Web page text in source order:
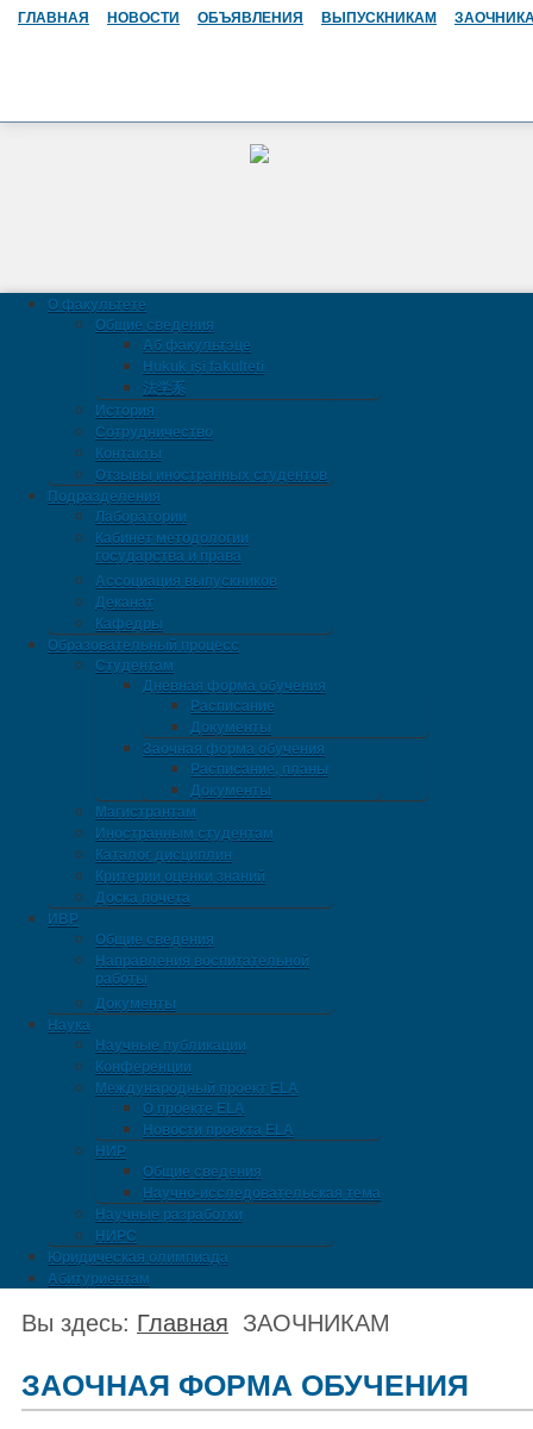
ГЛАВНАЯ НОВОСТИ ОБЪЯВЛЕНИЯ ВЫПУСКНИКАМ
О факультете
Общие сведения
Аб факультэце
Hukuk işi fakulteti
法学系
История
Сотрудничество
Контакты
Отзывы иностранных студентов
Подразделения
Лаборатории
Кабинет методологии
государства и права
Ассоциация выпускников
Деканат
Кафедры
Образовательный процесс
Студентам
Дневная форма обучения
Расписание
Документы
Заочная форма обучения
Расписание, планы
Документы
Магистрантам
Иностранным студентам
Каталог дисциплин
Критерии оценки знаний
Доска почета
ИВР
Общие сведения
Направления воспитательной
работы
Документы
Наука
Научные публикации
Конференции
Международный проект ELA
О проекте ELA
Новости проекта ELA
НИР
Общие сведения
Научно-исследовательская тема
Научные разработки
НИРС
Юридическая олимпиада
Абитуриентам
Вы здесь: Главная ЗАОЧНИКАМ
ЗАОЧНАЯ ФОРМА ОБУЧЕНИЯ